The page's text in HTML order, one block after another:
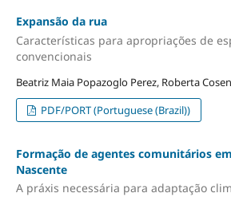
Expansão da rua
Características para apropriações de
convencionais
Beatriz Maia Popazoglo Perez, Roberta
PDF/PORT (Portuguese (Brazil))
Formação de agentes comunitários
Nascente
A práxis necessária para adaptação